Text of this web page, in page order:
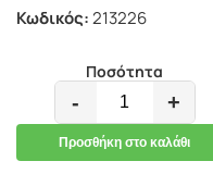
Κωδικός:213226
Ποσότητα
- +
Προσθήκη στο καλάθι